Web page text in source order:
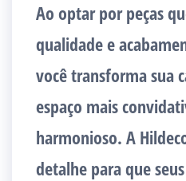
Ao optar por peças
qualidade e
você transforma sua
espaço mais
harmonioso. A
detalhe para que